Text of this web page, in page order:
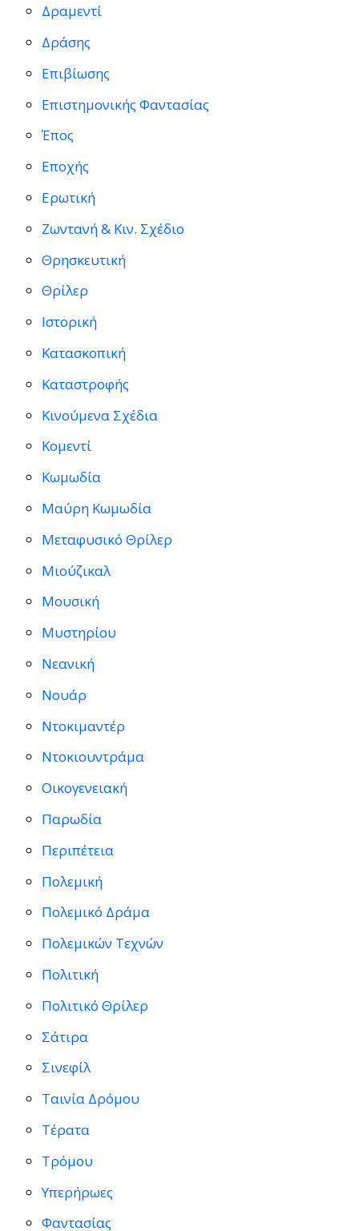
Δραμεντί
Δράσης
Επιβίωσης
Επιστημονικής Φαντασίας
Έπος
Εποχής
Ερωτική
Ζωντανή & Κιν. Σχέδιο
Θρησκευτική
Θρίλερ
Ιστορική
Κατασκοπική
Καταστροφής
Κινούμενα Σχέδια
Κομεντί
Κωμωδία
Μαύρη Κωμωδία
Μεταφυσικό Θρίλερ
Μιούζικαλ
Μουσική
Μυστηρίου
Νεανική
Νουάρ
Ντοκιμαντέρ
Ντοκιουντράμα
Οικογενειακή
Παρωδία
Περιπέτεια
Πολεμική
Πολεμικό Δράμα
Πολεμικών Τεχνών
Πολιτική
Πολιτικό Θρίλερ
Σάτιρα
Σινεφίλ
Ταινία Δρόμου
Τέρατα
Τρόμου
Υπερήρωες
Φαντασίας